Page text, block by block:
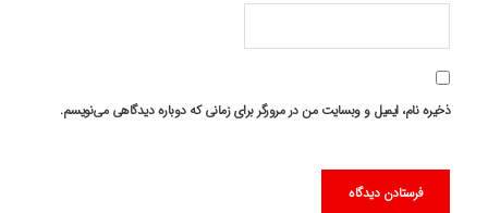
ذخیره نام، ایمیل و وبسایت من در مرورگر برای زمانی که دوباره دیدگاهی می‌نویسم.